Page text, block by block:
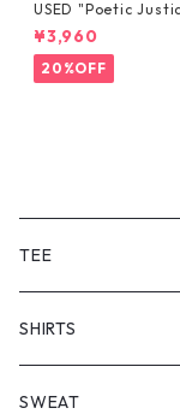
USED "Poetic
YE TEE
¥3,960
20%OFF
TEE
SHORT SLEEVE
LONG SLEEVE
SHIRTS
SHORT SLEEVE
SWEAT